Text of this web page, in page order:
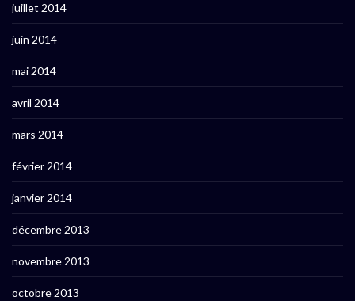
juillet 2014
juin 2014
mai 2014
avril 2014
mars 2014
février 2014
janvier 2014
décembre 2013
novembre 2013
octobre 2013